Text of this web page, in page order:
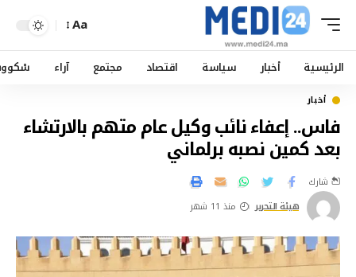
Aa
الرئيسية أخبار سياسة اقتصاد مجتمع آراء
أخبار
فاس.. إعفاء نائب وكيل عام متهم بالارتشاء
بعد كمين نصبه برلماني
هيئة التحرير منذ 11 شهر
شارك